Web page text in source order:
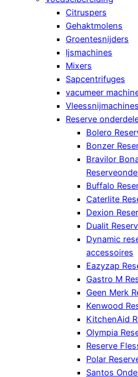
Citruspers
Gehaktmolens
Groentesnijders
Ijsmachines
Mixers
Sapcentrifuges
vacumeer
Vleessnijmachines
Reserve
Bolero
Bonzer
Bravilor
Buffalo
Caterlite
Dexion
Dualit
Dynamic
accessoires
Eazyzap
Gastro M
Geen Merk
Kenwood
KitchenAid
Olympia
Reserve
Polar
Santos